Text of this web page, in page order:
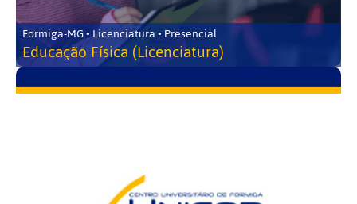
Formiga-MG • Licenciatura • Presencial
Educação Física (Licenciatura)